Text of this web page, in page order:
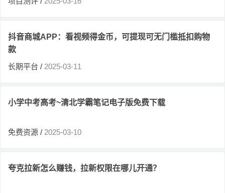
抖音商城APP：看视频得金币，可提现可无门槛抵扣购物
款
长期平台 / 2025-03-11
小学中考高考~清北学霸笔记电子版免费下载
免费资源 / 2025-03-10
夸克拉新怎么赚钱，拉新权限在哪儿开通？